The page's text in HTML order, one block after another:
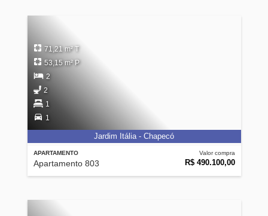
APARTAMENTO
Apartamento 803
Valor compra
R$ 490.100,00
71,21 m² T
53,15 m² P
2
2
1
1
Jardim Itália - Chapecó